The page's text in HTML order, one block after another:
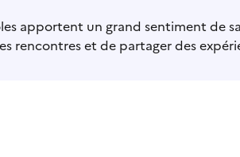
apportent un grand sentiment de
rencontres et de partager des